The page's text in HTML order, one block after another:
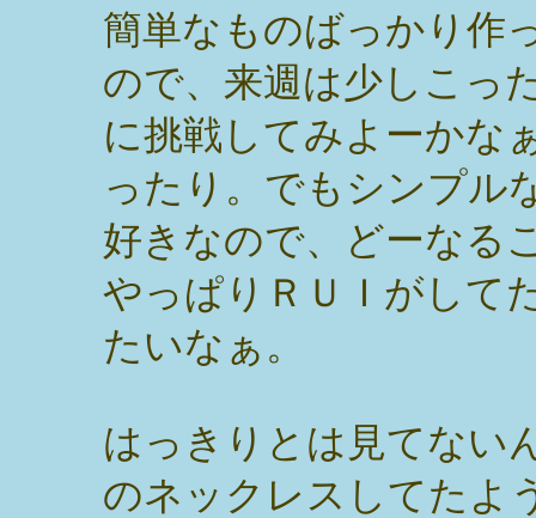
簡単なものばっかり作
ので、来週は少しこっ
に挑戦してみよーかな
ったり。でもシンプル
好きなので、どーなる
やっぱりＲＵＩがして
たいなぁ。
はっきりとは見てない
のネックレスしてたよ